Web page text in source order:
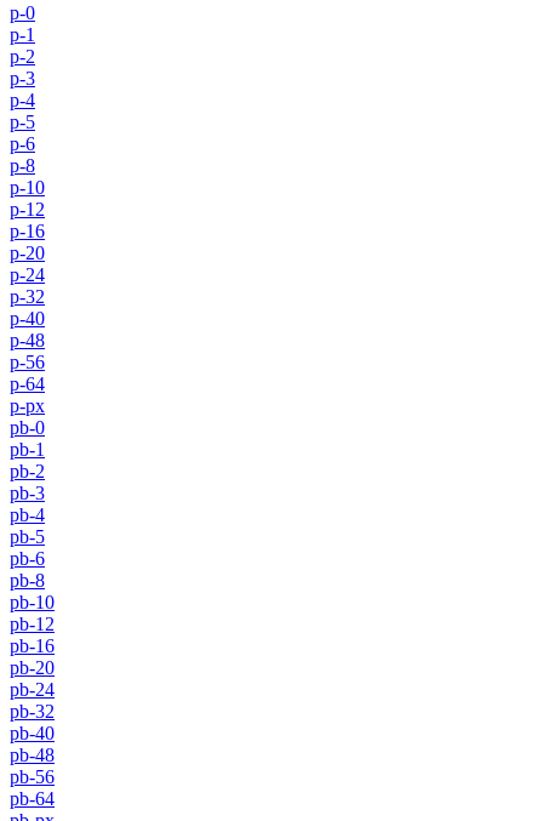
p-0
p-1
p-2
p-3
p-4
p-5
p-6
p-8
p-10
p-12
p-16
p-20
p-24
p-32
p-40
p-48
p-56
p-64
p-px
pb-0
pb-1
pb-2
pb-3
pb-4
pb-5
pb-6
pb-8
pb-10
pb-12
pb-16
pb-20
pb-24
pb-32
pb-40
pb-48
pb-56
pb-64